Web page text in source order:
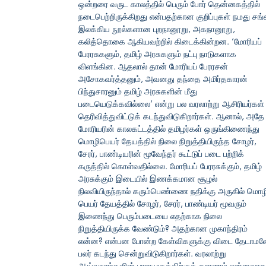
ஒன்றரை வருட காலத்தில் பெரும் போர் தென்னகத்தில்
நடைபெற்றிருக்கிறது என்பதற்கான குறிப்புகள் நமது
இலக்கிய நூல்களான புறநானூறு, அகநானூறு,
கலித்தொகை ஆகியவற்றில் கிடைக்கின்றன. ‘மோரியப்
பேரரசுகளும், தமிழ் அரசுகளும் நட்பு நாடுகளாக
விளங்கின. ஆதலால் தான் மோரியப் பேரரசன்
அசோகவர்த்தனும், அவனது தந்தை அமிர்தகாரன்
பிந்துசாரனும் தமிழ் அரசுகளின் மீது
படையெடுக்கவில்லை’ என்று பல வரலாற்று ஆசிரியர்கள்
தெரிவித்துவிட்டுக் கடந்துவிடுகிறார்கள். ஆனால், அதே
மோரியரின் காலகட்டத்தில் தமிழர்கள் ஒருங்கிணைந்து
மொழிபெயர் தேயத்தில் நிலை நிறுத்தியிருந்த சோழர்,
சேரர், பாண்டியரின் மூவேந்தர் கூட்டுப் படை பற்றிக்
கருத்தில் கொள்வதில்லை. மோரியப் பேரரசுக்கும், தமிழ்
அரசுக்கும் இடையில் இணக்கமான சூழல்
நிலவியிருந்தால் கரும்பெண்ணை நதிக்கு அருகில்
பெயர் தேயத்தில் சோழர், சேரர், பாண்டியர் மூவரும்
இணைந்து பெரும்படையை எதற்காக நிலை
நிறுத்தியிருக்க வேண்டும்? அதற்கான முகாந்திரம்
என்ன? என்பன போன்ற கேள்விகளுக்கு விடை
பலர் கடந்து சென்றுவிடுகிறார்கள். வரலாற்று